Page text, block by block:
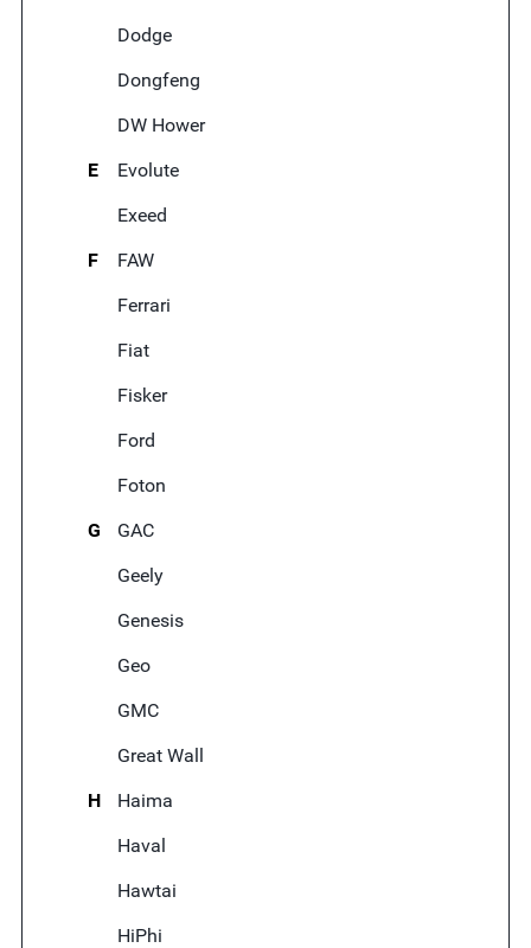
Dodge
Dongfeng
DW Hower
E
Evolute
Exeed
F
FAW
Ferrari
Fiat
Fisker
Ford
Foton
G
GAC
Geely
Genesis
Geo
GMC
Great Wall
H
Haima
Haval
Hawtai
HiPhi